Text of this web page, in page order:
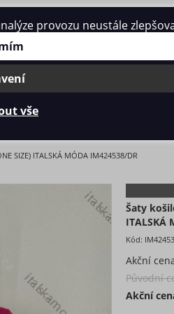
SIZE) ITALSKÁ MÓDA IM424538/DR
Šaty
ITALSKÁ
Kód:
Akční
Původní
Akční
provozu neustále
vše